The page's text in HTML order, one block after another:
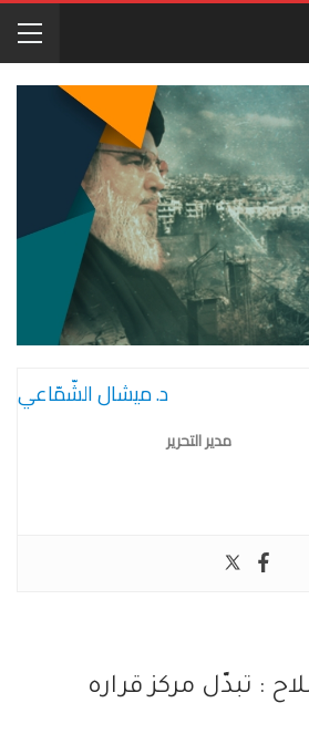
د. ميشال الشّمّاعي
مدير التحرير
: تبدّل مركز قراره